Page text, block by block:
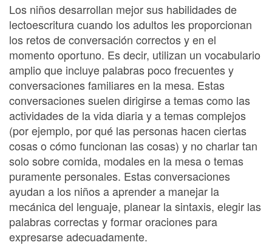
Los niños desarrollan mejor sus habilidades de
lectoescritura cuando los adultos les proporcionan
los retos de conversación correctos y en el
momento oportuno. Es decir, utilizan un vocabulario
amplio que incluye palabras poco frecuentes y
conversaciones familiares en la mesa. Estas
conversaciones suelen dirigirse a temas como las
actividades de la vida diaria y a temas complejos
(por ejemplo, por qué las personas hacen ciertas
cosas o cómo funcionan las cosas) y no charlar tan
solo sobre comida, modales en la mesa o temas
puramente personales. Estas conversaciones
ayudan a los niños a aprender a manejar la
mecánica del lenguaje, planear la sintaxis, elegir las
palabras correctas y formar oraciones para
expresarse adecuadamente.